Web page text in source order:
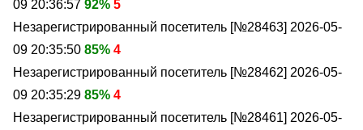
09 20:36:57 92% 5
Незарегистрированный посетитель [№28463] 2026-05-
09 20:35:50 85% 4
Незарегистрированный посетитель [№28462] 2026-05-
09 20:35:29 85% 4
Незарегистрированный посетитель [№28461] 2026-05-